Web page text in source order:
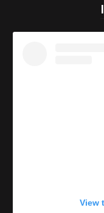
View